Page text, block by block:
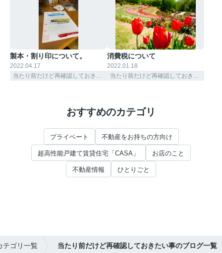
製本・割り印について。
2022.04.17
当たり前だけど再確認しておきたい事
消費税について
2022.01.18
当たり前だけど再確認しておきたい事
おすすめのカテゴリ
プライベート 不動産をお持ちの方向け
超高性能戸建て賃貸住宅「CASA」 お店のこと
不動産情報 ひとりごと
テゴリ一覧 当たり前だけど再確認しておきたい事のブログ一覧